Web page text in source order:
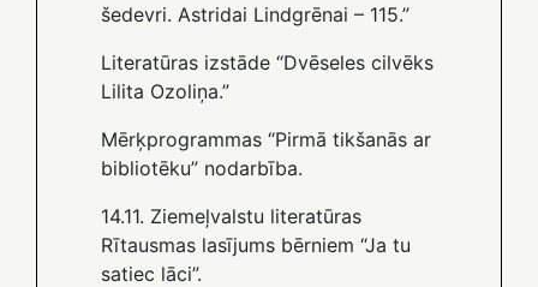
šedevri. Astridai Lindgrēnai – 115.”
Literatūras izstāde “Dvēseles cilvēks
Lilita Ozoliņa.”
Mērķprogrammas “Pirmā tikšanās ar
bibliotēku” nodarbība.
14.11. Ziemeļvalstu literatūras
Rītausmas lasījums bērniem “Ja tu
satiec lāci”.